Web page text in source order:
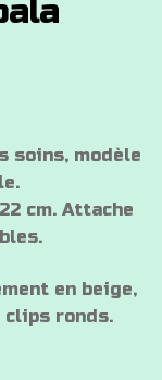
soins, modèle
cm. Attache
en beige,
clips ronds.